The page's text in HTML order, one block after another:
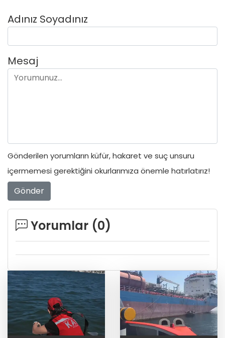
Adınız Soyadınız
Mesaj
Gönderilen yorumların küfür, hakaret ve suç unsuru
içermemesi gerektiğini okurlarımıza önemle hatırlatırız!
Gönder
Yorumlar (0)